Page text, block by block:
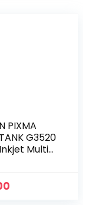
PIXMA
G3520
Multi